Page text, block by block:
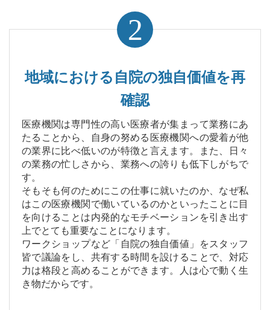
2
地域における自院の独自価値を再
確認
医療機関は専門性の高い医療者が集まって業務にあ
たることから、自身の努める医療機関への愛着が他
の業界に比べ低いのが特徴と言えます。また、日々
の業務の忙しさから、業務への誇りも低下しがちで
す。
そもそも何のためにこの仕事に就いたのか、なぜ私
はこの医療機関で働いているのかといったことに目
を向けることは内発的なモチベーションを引き出す
上でとても重要なことになります。
ワークショップなど「自院の独自価値」をスタッフ
皆で議論をし、共有する時間を設けることで、対応
力は格段と高めることができます。人は心で動く生
き物だからです。